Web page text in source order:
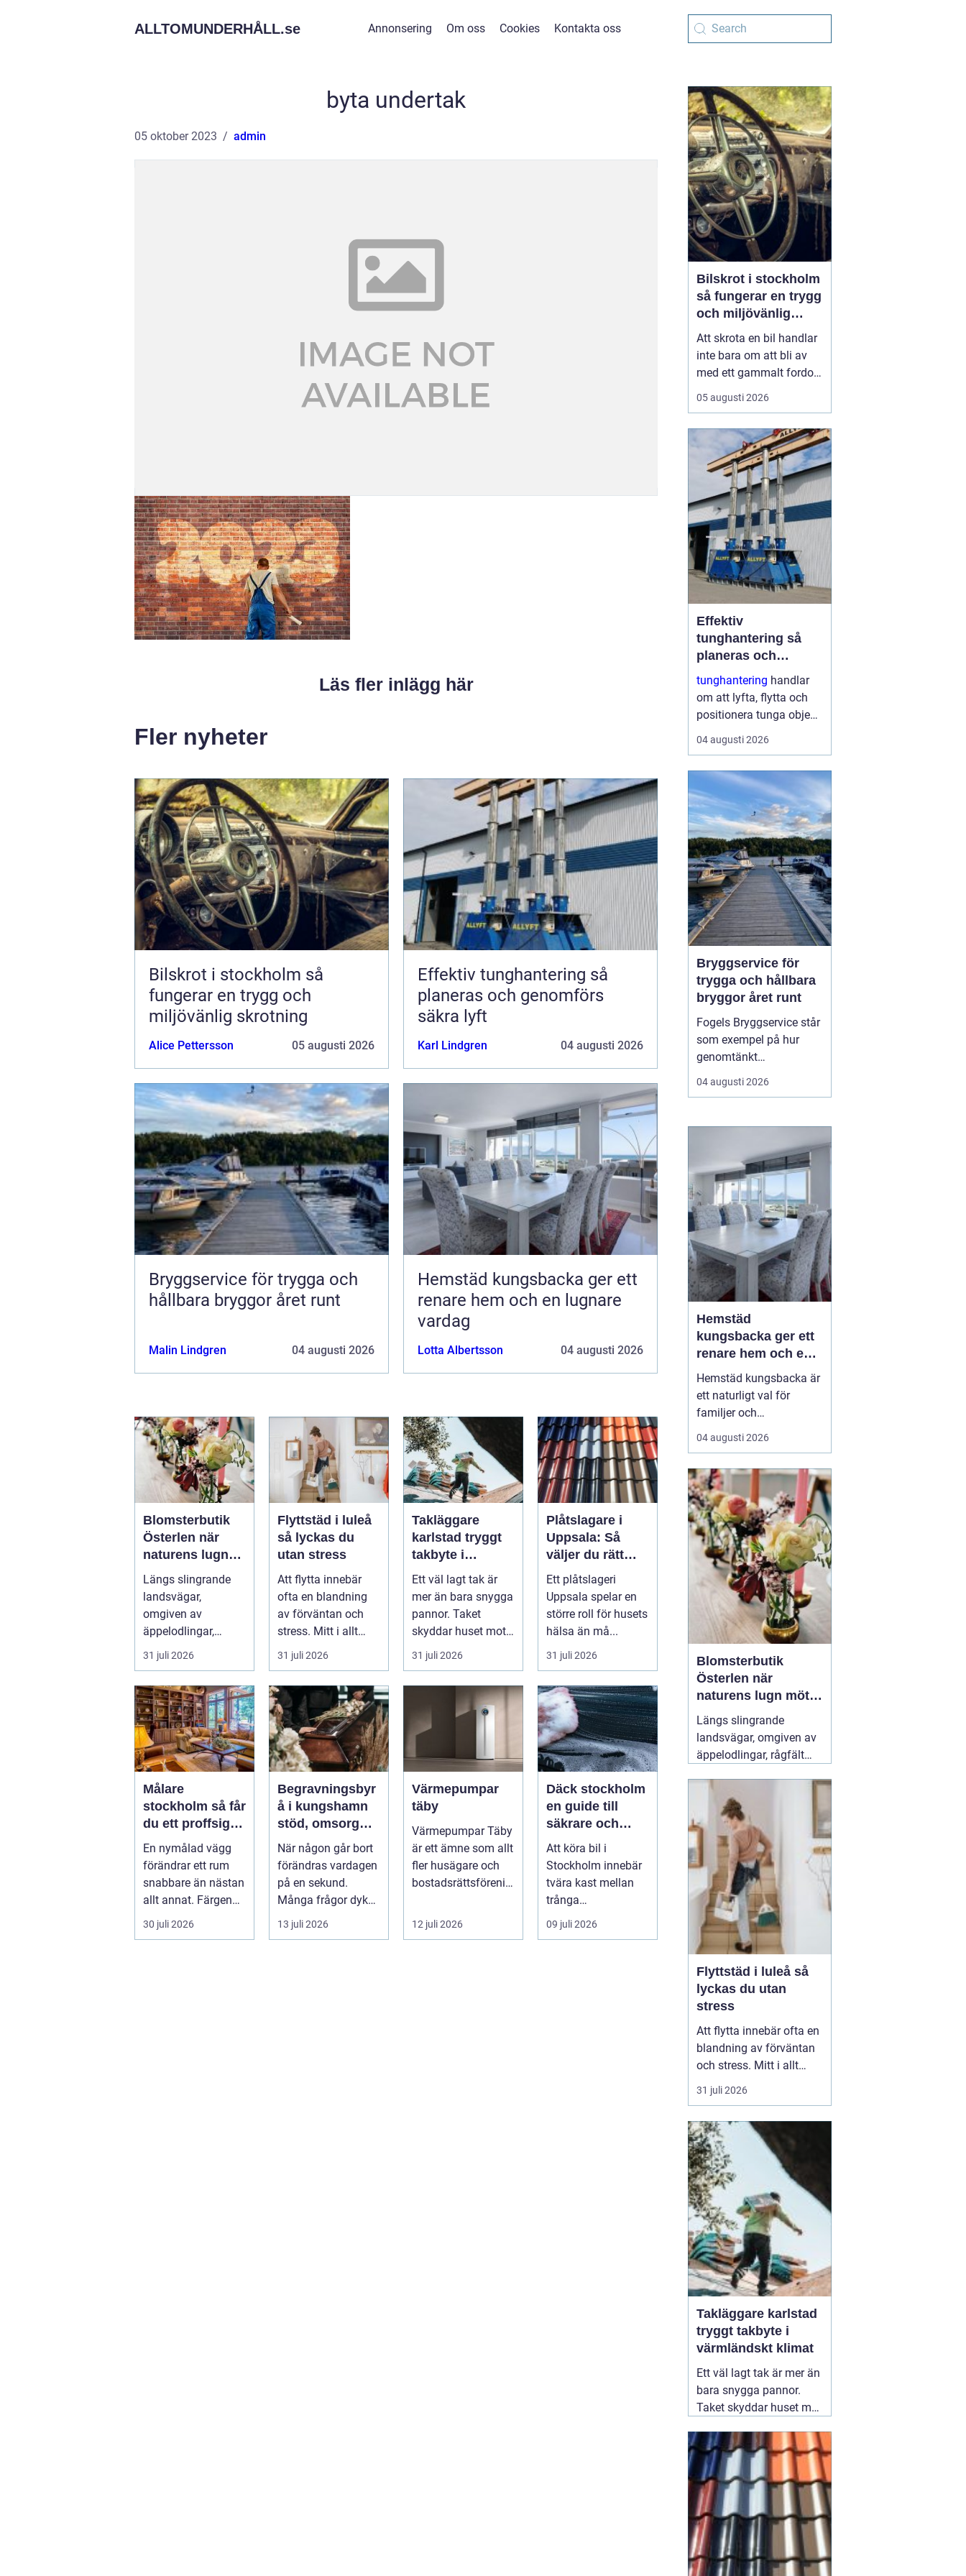
ALLTOMUNDERHÅLL.se Annonsering Om oss Cookies Kontakta oss
byta undertak
05 oktober 2023 admin
Läs fler inlägg här
Fler nyheter
Bilskrot i stockholm så
fungerar en trygg och
miljövänlig skrotning
Alice Pettersson 05 augusti 2026
Effektiv tunghantering så
planeras och genomförs
säkra lyft
Karl Lindgren 04 augusti 2026
Bryggservice för trygga och
hållbara bryggor året runt
Malin Lindgren 04 augusti 2026
Hemstäd kungsbacka ger ett
renare hem och en lugnare
vardag
Lotta Albertsson 04 augusti 2026
Blomsterbutik
Österlen när
naturens lugn
möter kreativt
hantverk
Längs slingrande
landsvägar,
omgiven av
äppelodlingar,
rågfält och
havsvindar, har
blomsterhantverke...
31 juli 2026
Flyttstäd i luleå
så lyckas du
utan stress
Att flytta innebär
ofta en blandning
av förväntan och
stress. Mitt i allt
packande och
planerande dy...
31 juli 2026
Takläggare
karlstad tryggt
takbyte i
värmländskt
klimat
Ett väl lagt tak är
mer än bara snygga
pannor. Taket
skyddar huset mot
regn, snö, blåst och
stark vå...
31 juli 2026
Plåtslagare i
Uppsala: Så
väljer du rätt
hantverkare för
tak och fasad
Ett plåtslageri
Uppsala spelar en
större roll för husets
hälsa än må...
31 juli 2026
Målare
stockholm så får
du ett proffsigt
resultat hemma
En nymålad vägg
förändrar ett rum
snabbare än nästan
allt annat. Färgen
påverkar hur vi
upplever lju...
30 juli 2026
Begravningsbyr
å i kungshamn
stöd, omsorg
och trygg
vägledning
När någon går bort
förändras vardagen
på en sekund.
Många frågor dyker
upp på en gång:
Vad händer nu...
13 juli 2026
Värmepumpar
täby
Värmepumpar Täby
är ett ämne som allt
fler husägare och
bostadsrättsförenin
för n...
12 juli 2026
Däck stockholm
en guide till
säkrare och
smartare
däckval i
storstan
Att köra bil i
Stockholm innebär
tvära kast mellan
trånga
innerstadsgator,
motorvägspendling
09 juli 2026
Bilskrot i stockholm
så fungerar en trygg
och miljövänlig
skrotning
Att skrota en bil handlar
inte bara om att bli av
med ett gammalt fordon.
För många bilägare i
Stockholm väcker
går skrotningen till?
Vilka papper behövs?
Hur ser man till att bilen
tas om hand på ett
miljöriktigt sätt? En
seriö...
05 augusti 2026
Effektiv
tunghantering så
planeras och
genomförs säkra
lyft
tunghantering handlar
om att lyfta, flytta och
positionera tunga objekt
som maskiner, hus, broar
och stora
Arbetet kräver noggrann
planering,
specialutrustning och ett
stort fokus på
säkerhet....
04 augusti 2026
Bryggservice för
trygga och hållbara
bryggor året runt
Fogels Bryggservice står
som exempel på hur
genomtänkt
bryggservice kan
förvandla en brygga från
till en säker och hållbar
lösning för både båtliv
och bad. Bryggserv...
04 augusti 2026
Hemstäd
kungsbacka ger ett
renare hem och en
lugnare vardag
Hemstäd kungsbacka är
ett naturligt val för
familjer och
yrkesverksamma som
vill ha ett rent hem utan
Många upptäcker hur
mycket energi som
frigörs när de låter en
professionell städpartner
ta hand om
dammsugning,
moppning och d...
04 augusti 2026
Blomsterbutik
Österlen när
naturens lugn möter
kreativt hantverk
Längs slingrande
landsvägar, omgiven av
äppelodlingar, rågfält
blomsterhantverket på
Österlen fått en alldeles
egen karaktär. Här går
säsong, hållbarhet och
personligt uttryck före
snabba lösningar.
31 juli
2026
Flyttstäd i luleå så
lyckas du utan
stress
Att flytta innebär ofta en
blandning av förväntan
och stress. Mitt i allt
packande och
planerande dyker en av
upp: flyttstädningen. För
många i Luleå är
flyttstäd Luleå något
som avgör om
besiktningen går
igenom, om
depositionen ...
31 juli 2026
Takläggare karlstad
tryggt takbyte i
värmländskt klimat
Ett väl lagt tak är mer än
bara snygga pannor.
Taket skyddar huset mot
vårsol. I Karlstad och
övriga Värmland, där
vintern kan vara lång
och nederbörden
varierar, får taket arbeta
hårt året runt. Därför blir
valet31 juli 2026